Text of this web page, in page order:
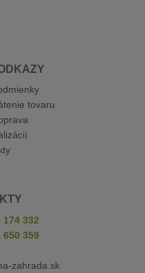
tovaru
174 332
650 359
zahrada.sk